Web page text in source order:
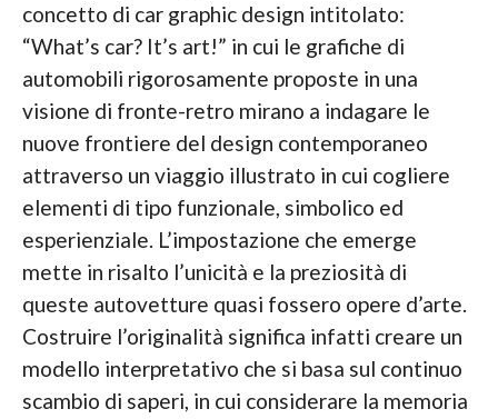
concetto di car graphic design intitolato:
“What’s car? It’s art!” in cui le grafiche di
automobili rigorosamente proposte in una
visione di fronte-retro mirano a indagare le
nuove frontiere del design contemporaneo
attraverso un viaggio illustrato in cui cogliere
elementi di tipo funzionale, simbolico ed
esperienziale. L’impostazione che emerge
mette in risalto l’unicità e la preziosità di
queste autovetture quasi fossero opere d’arte.
Costruire l’originalità significa infatti creare un
modello interpretativo che si basa sul continuo
scambio di saperi, in cui considerare la memoria